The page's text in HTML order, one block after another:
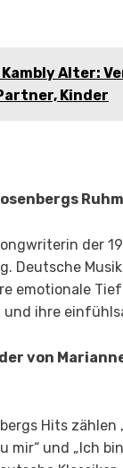
Kambly Alter:
Kinder
der
Deutsche
emotionale
ihre
von
Hits zählen
mir“ und „Ich